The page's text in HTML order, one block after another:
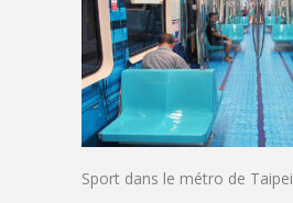
Sport dans le métro de Taipei